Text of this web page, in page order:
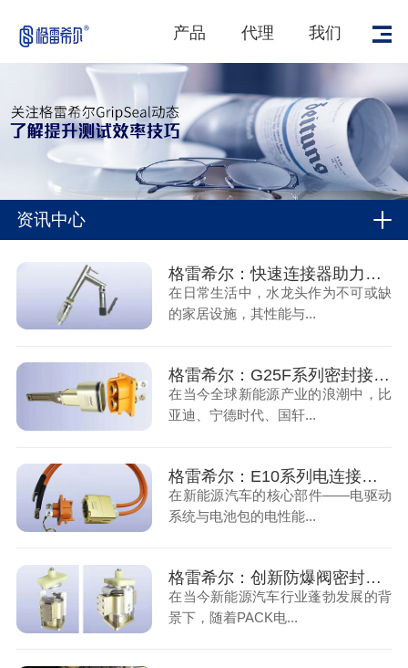
产品 代理 我们
资讯中心
格雷希尔：快速连接器助力水龙头高效功能测试
在日常生活中，水龙头作为不可或缺
的家居设施，其性能与...
格雷希尔：G25F系列密封接头应用于新能源电池包气密性测试
在当今全球新能源产业的浪潮中，比
亚迪、宁德时代、国轩...
格雷希尔：E10系列电连接器在新能源大电流接口的高效能解决方案
在新能源汽车的核心部件——电驱动
系统与电池包的电性能...
格雷希尔：创新防爆阀密封测试接头，提高电池包产能
在当今新能源汽车行业蓬勃发展的背
景下，随着PACK电...